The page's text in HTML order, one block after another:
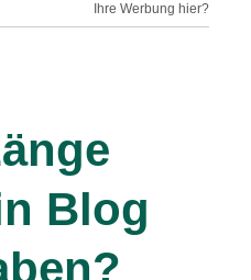
Ihre Werbung hier?
Blog